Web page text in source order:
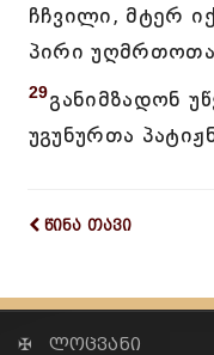
ჩჩვილი, მტერ
პირი უღმრთოთა
29განიმზადონ
უგუნურთა
წინა თავი
✠ ლოცვანი